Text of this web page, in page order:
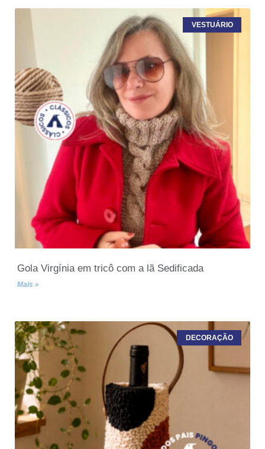
VESTUÁRIO
Gola Virgínia em tricô com a lã Sedificada
Mais »
DECORAÇÃO